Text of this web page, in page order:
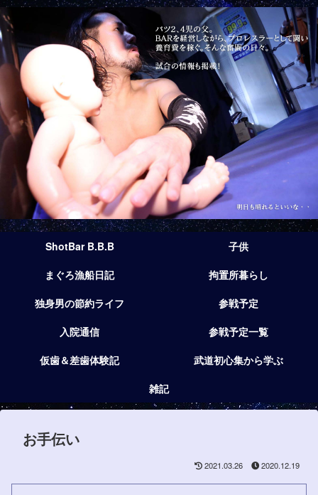
ShotBar B.B.B
子供
まぐろ漁船日記
拘置所暮らし
独身男の節約ライフ
参戦予定
入院通信
参戦予定一覧
仮歯＆差歯体験記
武道初心集から学ぶ
雑記
お手伝い
2021.03.26 2020.12.19